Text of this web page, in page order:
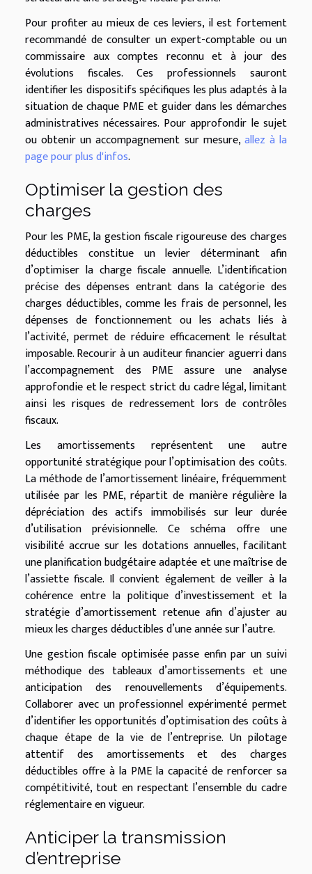
Pour profiter au mieux de ces leviers, il est fortement
recommandé de consulter un expert-comptable ou un
commissaire aux comptes reconnu et à jour des
évolutions fiscales. Ces professionnels sauront
identifier les dispositifs spécifiques les plus adaptés à la
situation de chaque PME et guider dans les démarches
administratives nécessaires. Pour approfondir le sujet
ou obtenir un accompagnement sur mesure,allez à la
page pour plus d'infos.
Optimiser la gestion des
charges
Pour les PME, la gestion fiscale rigoureuse des charges
déductibles constitue un levier déterminant afin
d’optimiser la charge fiscale annuelle. L’identification
précise des dépenses entrant dans la catégorie des
charges déductibles, comme les frais de personnel, les
dépenses de fonctionnement ou les achats liés à
l’activité, permet de réduire efficacement le résultat
imposable. Recourir à un auditeur financier aguerri dans
l’accompagnement des PME assure une analyse
approfondie et le respect strict du cadre légal, limitant
ainsi les risques de redressement lors de contrôles
fiscaux.
Les amortissements représentent une autre
opportunité stratégique pour l’optimisation des coûts.
La méthode de l’amortissement linéaire, fréquemment
utilisée par les PME, répartit de manière régulière la
dépréciation des actifs immobilisés sur leur durée
d’utilisation prévisionnelle. Ce schéma offre une
visibilité accrue sur les dotations annuelles, facilitant
une planification budgétaire adaptée et une maîtrise de
l’assiette fiscale. Il convient également de veiller à la
cohérence entre la politique d’investissement et la
stratégie d’amortissement retenue afin d’ajuster au
mieux les charges déductibles d’une année sur l’autre.
Une gestion fiscale optimisée passe enfin par un suivi
méthodique des tableaux d’amortissements et une
anticipation des renouvellements d’équipements.
Collaborer avec un professionnel expérimenté permet
d’identifier les opportunités d’optimisation des coûts à
chaque étape de la vie de l’entreprise. Un pilotage
attentif des amortissements et des charges
déductibles offre à la PME la capacité de renforcer sa
compétitivité, tout en respectant l’ensemble du cadre
réglementaire en vigueur.
Anticiper la transmission
d’entreprise